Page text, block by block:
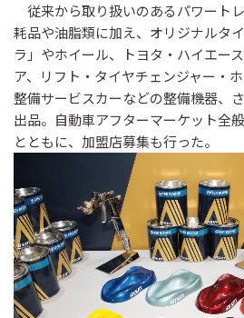
従来から取り扱いのあるパワート
耗品や油脂類に加え、オリジナルタ
ラ」やホイール、トヨタ・ハイエー
ア、リフト・タイヤチェンジャー・
整備サービスカーなどの整備機器、
出品。自動車アフターマーケット全
とともに、加盟店募集も行った。